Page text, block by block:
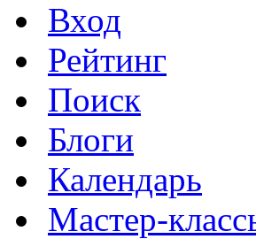
Вход
Рейтинг
Поиск
Блоги
Календарь
Мастер-